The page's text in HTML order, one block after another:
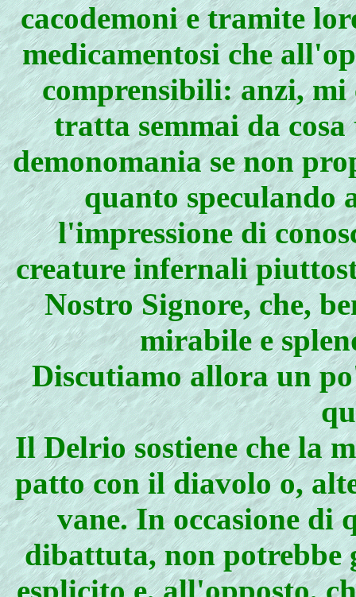
cacodemoni e tramite
medicamentosi che
comprensibili: anzi, mi
tratta semmai da
demonomania se non
quanto speculando
l'impressione di
creature infernali
Nostro Signore, che,
mirabile e
Discutiamo allora un
Il Delrio sostiene che la
patto con il diavolo o,
vane. In occasione di
dibattuta, non potrebbe